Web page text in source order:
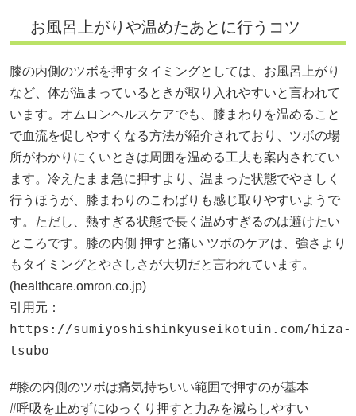
お風呂上がりや温めたあとに行うコツ
膝の内側のツボを押すタイミングとしては、お風呂上がり
など、体が温まっているときが取り入れやすいと言われて
います。オムロンヘルスケアでも、膝まわりを温めること
で血流を促しやすくなる方法が紹介されており、ツボの場
所がわかりにくいときは周囲を温める工夫も案内されてい
ます。冷えたまま急に押すより、温まった状態でやさしく
行うほうが、膝まわりのこわばりも感じ取りやすいようで
す。ただし、熱すぎる状態で長く温めすぎるのは避けたい
ところです。膝の内側 押すと痛い ツボのケアは、強さより
もタイミングとやさしさが大切だと言われています。
(healthcare.omron.co.jp)
引用元：
https://sumiyoshishinkyuseikotuin.com/hiza-
tsubo
#膝の内側のツボは痛気持ちいい範囲で押すのが基本
#呼吸を止めずにゆっくり押すと力みを減らしやすい